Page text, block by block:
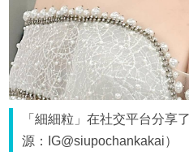
「細細粒」在社交平台分享
源：IG@siupochankakai）